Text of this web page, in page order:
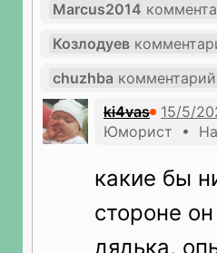
Marcus2014
Козлодуев
chuzhba
ki4vas
Юморист • На
какие бы
стороне
дядька,